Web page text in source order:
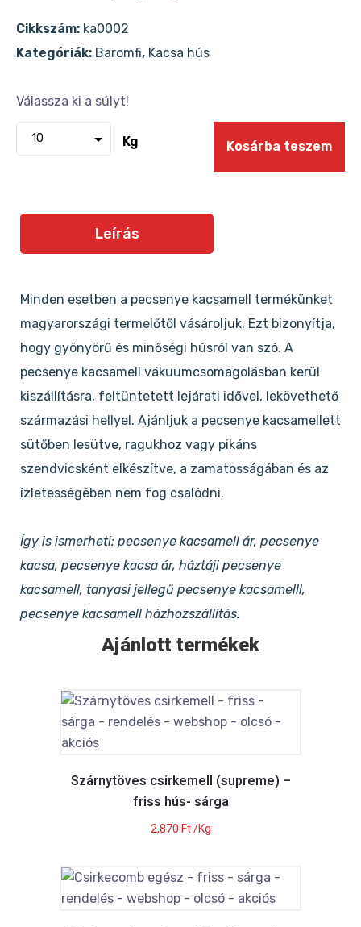
Cikkszám: ka0002
Kategóriák: Baromfi, Kacsa hús
Kg Kosárba teszem
Leírás
Minden esetben a pecsenye kacsamell termékünket
magyarországi termelőtől vásároljuk. Ezt bizonyítja,
hogy gyönyörű és minőségi húsról van szó. A
pecsenye kacsamell vákuumcsomagolásban kerül
kiszállításra, feltüntetett lejárati idővel, lekövethető
származási hellyel. Ajánljuk a pecsenye kacsamellett
sütőben lesütve, ragukhoz vagy pikáns
szendvicsként elkészítve, a zamatosságában és az
ízletességében nem fog csalódni.
Így is ismerheti: pecsenye kacsamell ár, pecsenye
kacsa, pecsenye kacsa ár, háztáji pecsenye
kacsamell, tanyasi jellegű pecsenye kacsamelll,
pecsenye kacsamell házhozszállítás.
Ajánlott termékek
Szárnytöves csirkemell (supreme) –
friss hús- sárga
2,870Ft/Kg